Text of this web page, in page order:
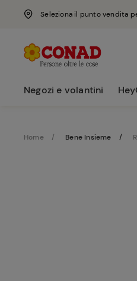
Seleziona il punto vendita
Negozi e volantini
Home Bene Insieme